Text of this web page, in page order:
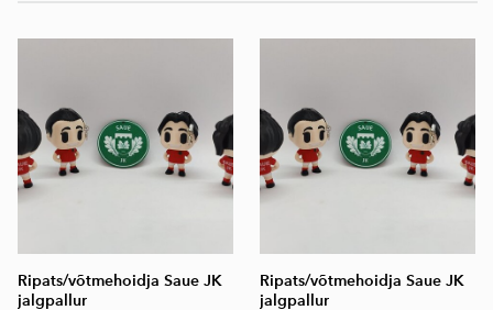
Ripats/võtmehoidja Saue JK
jalgpallur
Ripats/võtmehoidja Saue JK
jalgpallur